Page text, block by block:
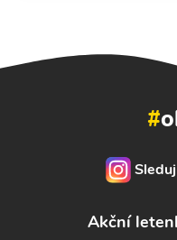
#
Akční